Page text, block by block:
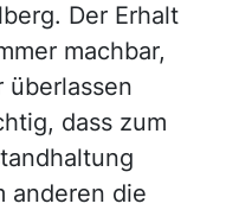
Der Erhalt
machbar,
überlassen
dass zum
anderen die